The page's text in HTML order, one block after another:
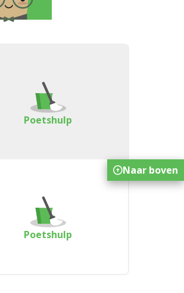
Poetshulp
Poetshulp
Naar boven